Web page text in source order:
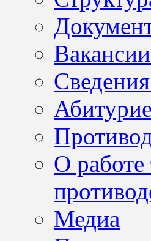
О работе
Медиа